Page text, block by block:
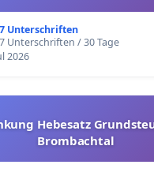
Unterschriften
Unterschriften / 30 Tage
2026
Hebesatz
Brombachtal